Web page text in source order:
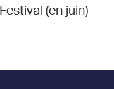
(en juin)